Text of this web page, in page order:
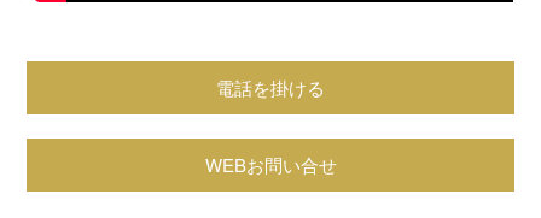
電話を掛ける
WEBお問い合せ